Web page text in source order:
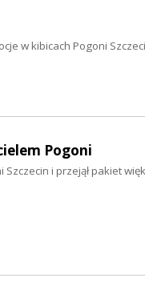
w kibicach Pogoni
Pogoni
i przejął pakiet